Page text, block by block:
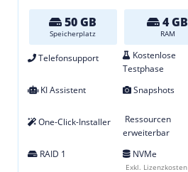
50 GB
Speicherplatz
4 GB
RAM
Telefonsupport
Kostenlose
Testphase
KI Assistent Snapshots
One-Click-Installer
Ressourcen
erweiterbar
RAID 1 NVMe
Exkl. Lizenzkosten